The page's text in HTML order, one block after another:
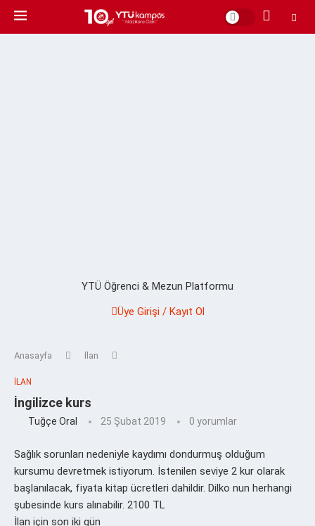
YTÜ Öğrenci & Mezun Platformu
Üye Girişi / Kayıt Ol
Anasayfa İlan
İLAN
İngilizce kurs
Tuğçe Oral 25 Şubat 2019 0 yorumlar
Sağlık sorunları nedeniyle kaydımı dondurmuş olduğum
kursumu devretmek istiyorum. İstenilen seviye 2 kur olarak
başlanılacak, fiyata kitap ücretleri dahildir. Dilko nun herhangi
şubesinde kurs alınabilir. 2100 TL
İlan için son iki gün